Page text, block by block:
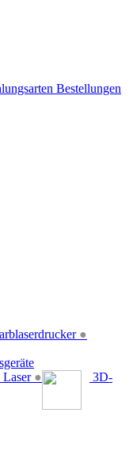
Bestellungen
●
Laser ● 3D-